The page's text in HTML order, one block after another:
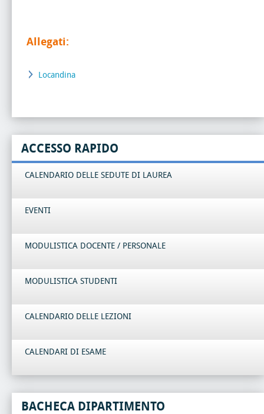
Allegati:
Locandina
ACCESSO RAPIDO
CALENDARIO DELLE SEDUTE DI LAUREA
EVENTI
MODULISTICA DOCENTE / PERSONALE
MODULISTICA STUDENTI
CALENDARIO DELLE LEZIONI
CALENDARI DI ESAME
BACHECA DIPARTIMENTO